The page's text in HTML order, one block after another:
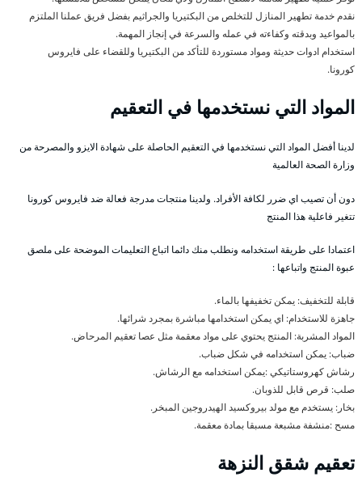
نقدم خدمة تطهير المنازل للتخلص من البكتيريا والجراثيم بفضل فريق عملنا الملتزم
بالمواعيد وبدقته وكفاءته في عمله والسرعة في إنجاز المهمة.
استخدام ادوات حديثة ومواد مستوردة للتأكد من البكتيريا وللقضاء على فايروس
كورونا.
المواد التي نستخدمها في التعقيم
لدينا أفضل المواد التي نستخدمها في التعقيم الحاصلة على شهادة الايزو والمصرحة من
وزارة الصحة العالمية
دون أن تصيب اي ضرر لكافة الأفراد. ولدينا منتجات مدرجة فعالة ضد فايروس كورونا
تتغير فاعلية هذا المنتج
اعتمادا على طريقة استخدامه ونطلب منك دائما اتباع التعليمات الموضحة على ملصق
عبوة المنتج واتباعها :
قابلة للتخفيف: يمكن تخفيفها بالماء.
جاهزة للاستخدام: اي يمكن استخدامها مباشرة بمجرد شرائها.
المواد المشربة: المنتج يحتوي على مواد معقمة مثل عصا تعقيم المرحاض.
ضباب: يمكن استخدامه في شكل ضباب.
رشاش كهروستاتيكي :يمكن استخدامه مع الرشاش.
صلب: قرص قابل للذوبان.
بخار: يستخدم مع مولد بيروكسيد الهيدروجين المبخر.
مسح :منشفة مشبعة مسبقا بمادة معقمة.
تعقيم شقق النزهة